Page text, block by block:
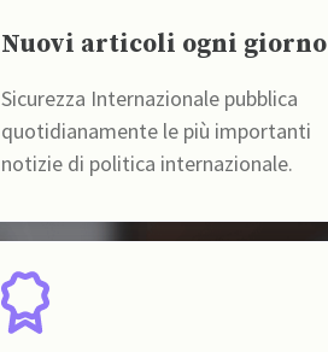
Nuovi articoli ogni giorno
Sicurezza Internazionale pubblica
quotidianamente le più importanti
notizie di politica internazionale.